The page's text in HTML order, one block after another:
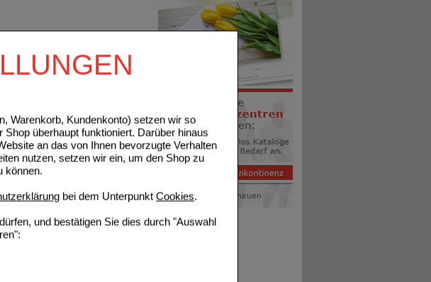
Warenkorb, Kundenkonto) setzen wir so
überhaupt funktioniert. Darüber hinaus
an das von Ihnen bevorzugte Verhalten
nutzen, setzen wir ein, um den Shop zu
können.
bei dem Unterpunkt Cookies.
und bestätigen Sie dies durch "Auswahl